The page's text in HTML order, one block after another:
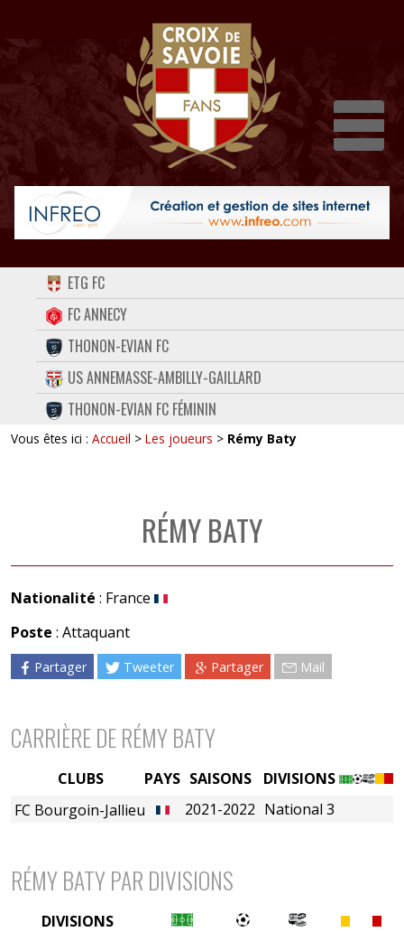
ACCUEIL
FORUM
CONTACT
FACEBOOK
TWITTER
ETG FC
FC ANNECY
THONON-EVIAN FC
US ANNEMASSE-AMBILLY-GAILLARD
THONON-EVIAN FC FÉMININ
Vous êtes ici : Accueil > Les joueurs > Rémy Baty
RÉMY BATY
Nationalité : France
Poste : Attaquant
Partager Tweeter Partager Mail
CARRIÈRE DE RÉMY BATY
PAYS SAISONS
DIVISIONS
2021-2022 National 3
CLUBS
FC Bourgoin-Jallieu
RÉMY BATY PAR DIVISIONS
DIVISIONS